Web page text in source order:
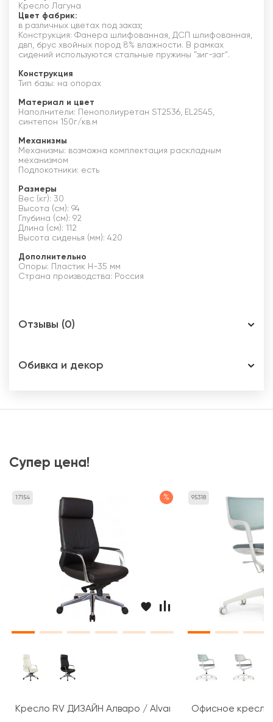
Кресло Лагуна
Цвет фабрик:
в различных цветах под заказ;
Конструкция: Фанера шлифованная, ДСП шлифованная,
двп, брус хвойных пород 8% влажности. В рамках
сидений используются стальные пружины "зиг-заг".
Конструкция
Тип базы: на опорах
Материал и цвет
Наполнители: Пенополиуретан ST2536, EL2545,
синтепон 150г/кв.м
Механизмы
Механизмы: возможна комплектация раскладным
механизмом
Подлокотники: есть
Размеры
Вес (кг): 30
Высота (см): 94
Глубина (см): 92
Длина (см): 112
Высота сиденья (мм): 420
Дополнительно
Опоры: Пластик Н-35 мм
Страна производства: Россия
Отзывы (0)
Обивка и декор
Супер цена!
17154 %
Кресло RV ДИЗАЙН Алваро / Alvaro (A1815)
95318
Офисное кресло